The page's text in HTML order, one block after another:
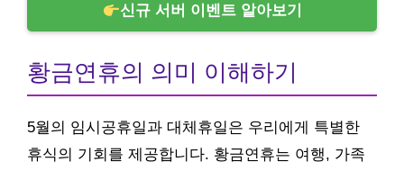
신규 서버 이벤트 알아보기
황금연휴의 의미 이해하기
5월의 임시공휴일과 대체휴일은 우리에게 특별한
휴식의 기회를 제공합니다. 황금연휴는 여행, 가족